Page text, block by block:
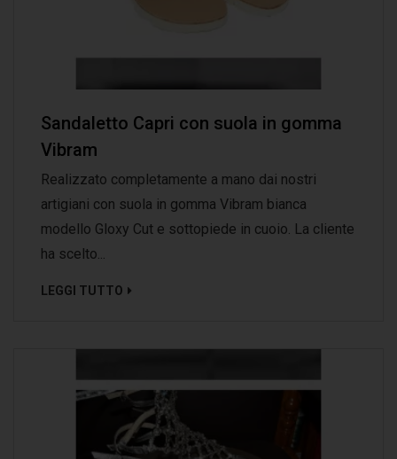
Sandaletto Capri con suola in gomma
Vibram
Realizzato completamente a mano dai nostri
artigiani con suola in gomma Vibram bianca
modello Gloxy Cut e sottopiede in cuoio. La cliente
ha scelto...
LEGGI TUTTO